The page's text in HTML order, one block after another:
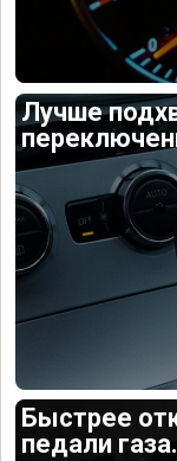
Лучше
Быстрее
педали газа.